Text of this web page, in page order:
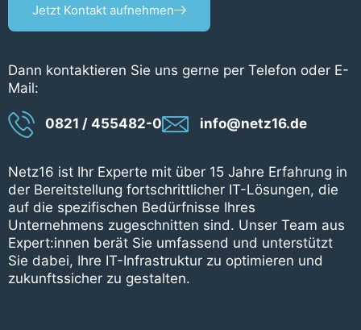
Jetzt Kontakt aufnehmen
Dann kontaktieren Sie uns gerne per Telefon oder E-
Mail:
0821 / 455482-0 info@netz16.de
Netz16 ist Ihr Experte mit über 15 Jahre Erfahrung in
der Bereitstellung fortschrittlicher IT-Lösungen, die
auf die spezifischen Bedürfnisse Ihres
Unternehmens zugeschnitten sind. Unser Team aus
Expert:innen berät Sie umfassend und unterstützt
Sie dabei, Ihre IT-Infrastruktur zu optimieren und
zukunftssicher zu gestalten.